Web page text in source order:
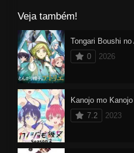
Veja também!
Tongari Boushi
0
2026
Kanojo mo
7.2
2023